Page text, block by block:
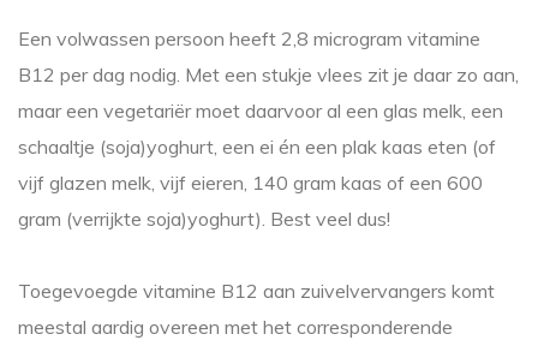
Een volwassen persoon heeft 2,8 microgram vitamine
B12 per dag nodig. Met een stukje vlees zit je daar zo aan,
maar een vegetariër moet daarvoor al een glas melk, een
schaaltje (soja)yoghurt, een ei én een plak kaas eten (of
vijf glazen melk, vijf eieren, 140 gram kaas of een 600
gram (verrijkte soja)yoghurt). Best veel dus!
Toegevoegde vitamine B12 aan zuivelvervangers komt
meestal aardig overeen met het corresponderende